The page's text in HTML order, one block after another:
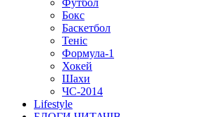
Футбол
Бокс
Баскетбол
Теніс
Формула-1
Хокей
Шахи
ЧС-2014
Lifestyle